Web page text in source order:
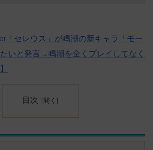
「セレウス」が鳴潮の新キャラ「モー
いと発言→鳴潮を全くプレイしてなく
目次